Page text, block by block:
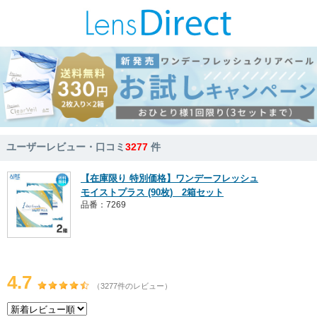
ユーザーレビュー・口コミ3277 件
【在庫限り 特別価格】ワンデーフレッシュ
モイストプラス (90枚) 2箱セット
品番：7269
4.7 （3277件のレビュー）